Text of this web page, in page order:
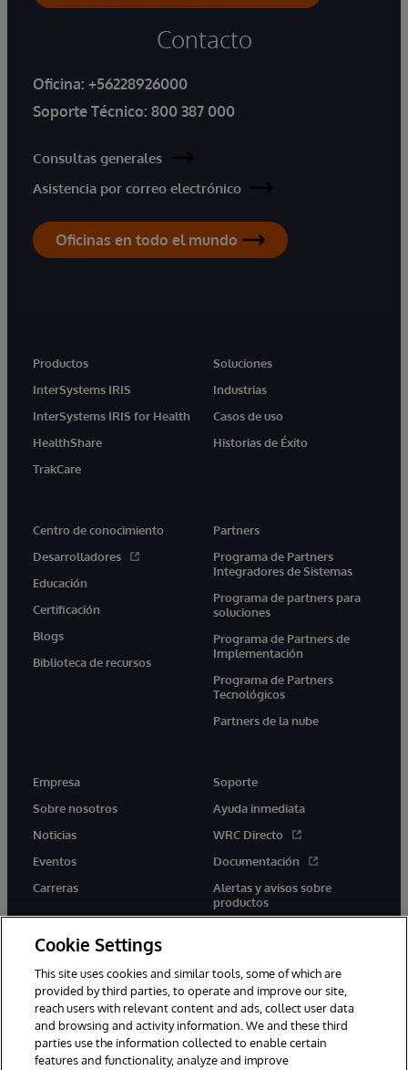
Contacto
Oficina: +56228926000
Soporte Técnico: 800 387 000
Consultas generales
Asistencia por correo electrónico
Oficinas en todo el mundo
Productos
InterSystems IRIS
InterSystems IRIS for Health
HealthShare
TrakCare
Soluciones
Industrias
Casos de uso
Historias de Éxito
Centro de conocimiento
Desarrolladores
Educación
Certificación
Blogs
Biblioteca de recursos
Partners
Programa de Partners
Integradores de Sistemas
Programa de partners para
soluciones
Programa de Partners de
Implementación
Programa de Partners
Tecnológicos
Partners de la nube
Empresa
Sobre nosotros
Noticias
Eventos
Carreras
Soporte
Ayuda inmediata
WRC Directo
Documentación
Alertas y avisos sobre
productos
twitter youtubefacebooklinkedin
Cookie Settings
This site uses cookies and similar tools, some of which are
provided by third parties, to operate and improve our site,
reach users with relevant content and ads, collect user data
and browsing and activity information. We and these third
parties use the information collected to enable certain
features and functionality, analyze and improve